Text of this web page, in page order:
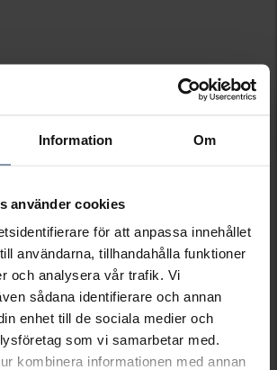
Information Om
använder cookies
för att anpassa innehållet
användarna, tillhandahålla funktioner
och analysera vår trafik. Vi
sådana identifierare och annan
enhet till de sociala medier och
som vi samarbetar med.
kombinera informationen med annan
tillfälligt slut i webbshoppen.
butik för information om
+29:-
- KONTAKTA BUTIK
LAGERSALDO
vid onlineköp.